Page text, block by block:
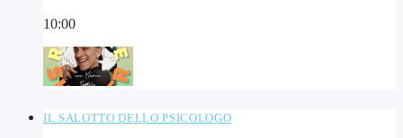
10:00
IL SALOTTO DELLO PSICOLOGO